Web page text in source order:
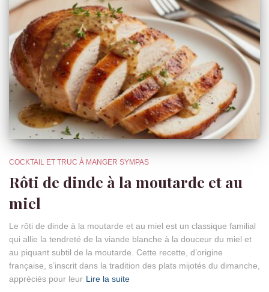
COCKTAIL ET TRUC À MANGER SYMPAS
Rôti de dinde à la moutarde et au
miel
Le rôti de dinde à la moutarde et au miel est un classique familial
qui allie la tendreté de la viande blanche à la douceur du miel et
au piquant subtil de la moutarde. Cette recette, d’origine
française, s’inscrit dans la tradition des plats mijotés du dimanche,
appréciés pour leur Lire la suite